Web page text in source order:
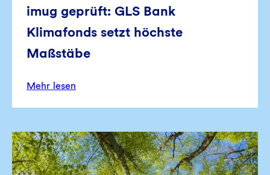
imug geprüft: GLS Bank
Klimafonds setzt höchste
Maßstäbe
Mehr lesen